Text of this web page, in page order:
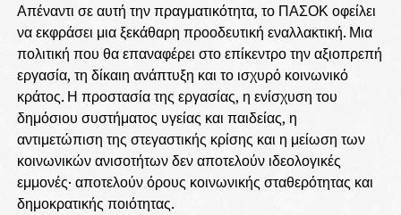
Απέναντι σε αυτή την πραγματικότητα, το ΠΑΣΟΚ οφείλει
να εκφράσει μια ξεκάθαρη προοδευτική εναλλακτική. Μια
πολιτική που θα επαναφέρει στο επίκεντρο την αξιοπρεπή
εργασία, τη δίκαιη ανάπτυξη και το ισχυρό κοινωνικό
κράτος. Η προστασία της εργασίας, η ενίσχυση του
δημόσιου συστήματος υγείας και παιδείας, η
αντιμετώπιση της στεγαστικής κρίσης και η μείωση των
κοινωνικών ανισοτήτων δεν αποτελούν ιδεολογικές
εμμονές· αποτελούν όρους κοινωνικής σταθερότητας και
δημοκρατικής ποιότητας.